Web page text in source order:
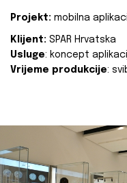
Projekt: mobilna
Klijent: SPAR Hrvatska
Usluge: koncept
Vrijeme produkcije: